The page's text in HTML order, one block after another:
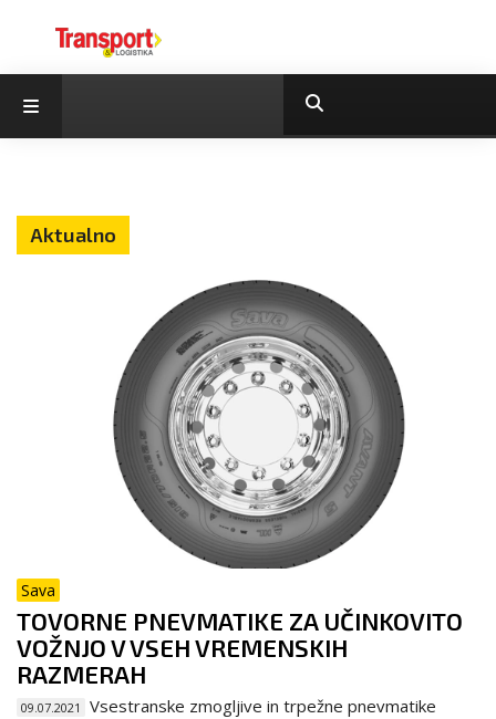
Aktualno
Sava
TOVORNE PNEVMATIKE ZA UČINKOVITO
VOŽNJO V VSEH VREMENSKIH
RAZMERAH
09.07.2021
Vsestranske zmogljive in trpežne pnevmatike